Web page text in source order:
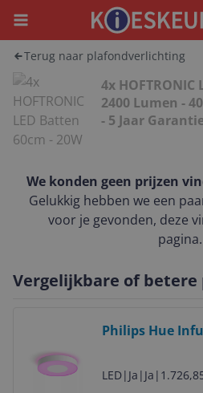
Menu
Terug naar plafondverlichting
4x HOFTRONIC
2400 Lumen -
- 5 Jaar
We konden geen prijzen
Gelukkig hebben we een
voor je gevonden, deze
pagina.
Vergelijkbare of
Philips Hue
Ambiance - Wit -
LED| Ja | Ja |